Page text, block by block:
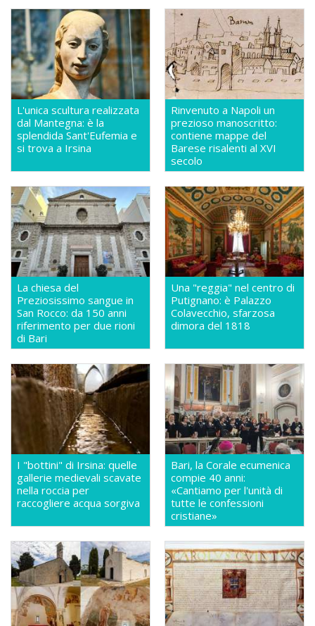
L'unica scultura realizzata
dal Mantegna: è la
splendida Sant'Eufemia e
si trova a Irsina
Rinvenuto a Napoli un
prezioso manoscritto:
contiene mappe del
Barese risalenti al XVI
secolo
La chiesa del
Preziosissimo sangue in
San Rocco: da 150 anni
riferimento per due rioni
di Bari
Una "reggia" nel centro di
Putignano: è Palazzo
Colavecchio, sfarzosa
dimora del 1818
I "bottini" di Irsina: quelle
gallerie medievali scavate
nella roccia per
raccogliere acqua sorgiva
Bari, la Corale ecumenica
compie 40 anni:
«Cantiamo per l'unità di
tutte le confessioni
cristiane»